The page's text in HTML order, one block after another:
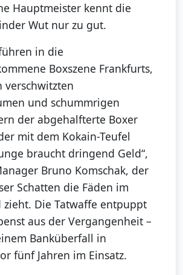
Hauptmeister kennt die
Wut nur zu gut.
in die
Boxszene Frankfurts,
verschwitzten
und schummrigen
der abgehalfterte Boxer
mit dem Kokain-Teufel
braucht dringend Geld“,
Bruno Komschak, der
Schatten die Fäden im
Die Tatwaffe entpuppt
aus der Vergangenheit –
Banküberfall in
fünf Jahren im Einsatz.